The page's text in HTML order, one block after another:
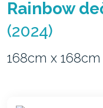
Rainbow
(2024)
168cm x